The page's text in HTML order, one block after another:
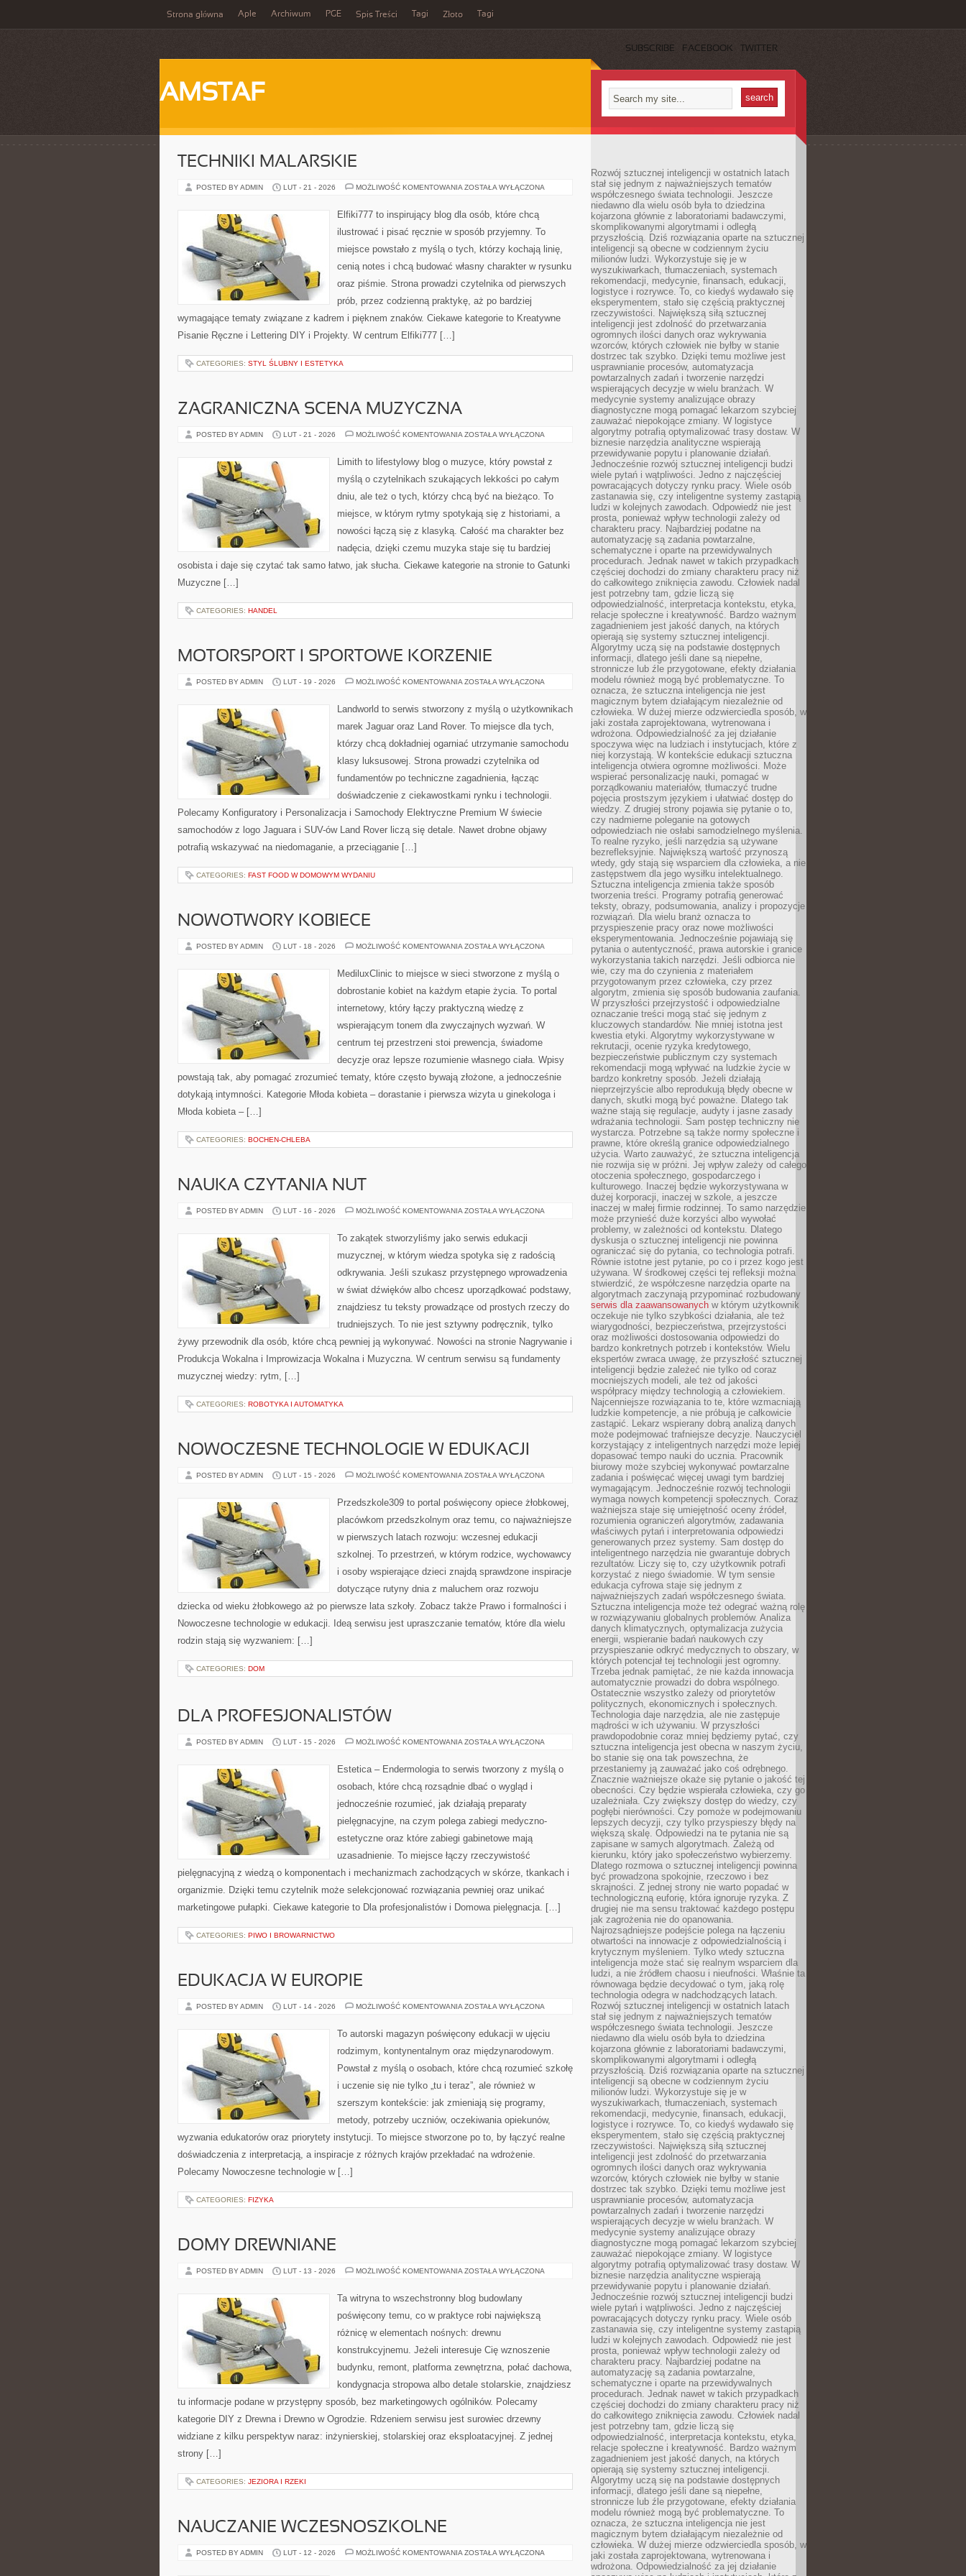
Strona główna Aple Archiwum PGE Spis Treści Tagi Złoto Tagi
SUBSCRIBE FACEBOOK TWITTER
AMSTAF
TECHNIKI MALARSKIE
POSTED BY ADMIN LUT - 21 - 2026 MOŻLIWOŚĆ KOMENTOWANIA TECHNIKI
ZOSTAŁA WYŁĄCZONA
Elfiki777 to inspirujący blog dla osób, które chcą
ilustrować i pisać ręcznie w sposób przyjemny. To
miejsce powstało z myślą o tych, którzy kochają linię,
cenią notes i chcą budować własny charakter w rysunku
oraz piśmie. Strona prowadzi czytelnika od pierwszych
prób, przez codzienną praktykę, aż po bardziej
wymagające tematy związane z kadrem i pięknem znaków. Ciekawe kategorie to Kreatywne
Pisanie Ręczne i Lettering DIY i Projekty. W centrum Elfiki777 […]
CATEGORIES: STYL ŚLUBNY I ESTETYKA
ZAGRANICZNA SCENA MUZYCZNA
POSTED BY ADMIN LUT - 21 - 2026 MOŻLIWOŚĆ KOMENTOWANIA ZAGRANICZNA
ZOSTAŁA WYŁĄCZONA
Limith to lifestylowy blog o muzyce, który powstał z
myślą o czytelnikach szukających lekkości po całym
dniu, ale też o tych, którzy chcą być na bieżąco. To
miejsce, w którym rytmy spotykają się z historiami, a
nowości łączą się z klasyką. Całość ma charakter bez
nadęcia, dzięki czemu muzyka staje się tu bardziej
osobista i daje się czytać tak samo łatwo, jak słucha. Ciekawe kategorie na stronie to Gatunki
Muzyczne […]
CATEGORIES: HANDEL
MOTORSPORT I SPORTOWE KORZENIE
POSTED BY ADMIN LUT - 19 - 2026 MOŻLIWOŚĆ KOMENTOWANIA MOTORSPORT
KORZENIE
ZOSTAŁA WYŁĄCZONA
Landworld to serwis stworzony z myślą o użytkownikach
marek Jaguar oraz Land Rover. To miejsce dla tych,
którzy chcą dokładniej ogarniać utrzymanie samochodu
klasy luksusowej. Strona prowadzi czytelnika od
fundamentów po techniczne zagadnienia, łącząc
doświadczenie z ciekawostkami rynku i technologii.
Polecamy Konfiguratory i Personalizacja i Samochody Elektryczne Premium W świecie
samochodów z logo Jaguara i SUV-ów Land Rover liczą się detale. Nawet drobne objawy
potrafią wskazywać na niedomaganie, a przeciąganie […]
CATEGORIES: FAST FOOD W DOMOWYM WYDANIU
NOWOTWORY KOBIECE
POSTED BY ADMIN LUT - 18 - 2026 MOŻLIWOŚĆ KOMENTOWANIA NOWOTWORY
ZOSTAŁA WYŁĄCZONA
MediluxClinic to miejsce w sieci stworzone z myślą o
dobrostanie kobiet na każdym etapie życia. To portal
internetowy, który łączy praktyczną wiedzę z
wspierającym tonem dla zwyczajnych wyzwań. W
centrum tej przestrzeni stoi prewencja, świadome
decyzje oraz lepsze rozumienie własnego ciała. Wpisy
powstają tak, aby pomagać zrozumieć tematy, które często bywają złożone, a jednocześnie
dotykają intymności. Kategorie Młoda kobieta – dorastanie i pierwsza wizyta u ginekologa i
Młoda kobieta – […]
CATEGORIES: BOCHEN-CHLEBA
NAUKA CZYTANIA NUT
POSTED BY ADMIN LUT - 16 - 2026 MOŻLIWOŚĆ KOMENTOWANIA NAUKA
ZOSTAŁA WYŁĄCZONA
To zakątek stworzyliśmy jako serwis edukacji
muzycznej, w którym wiedza spotyka się z radością
odkrywania. Jeśli szukasz przystępnego wprowadzenia
w świat dźwięków albo chcesz uporządkować podstawy,
znajdziesz tu teksty prowadzące od prostych rzeczy do
trudniejszych. To nie jest sztywny podręcznik, tylko
żywy przewodnik dla osób, które chcą pewniej ją wykonywać. Nowości na stronie Nagrywanie i
Produkcja Wokalna i Improwizacja Wokalna i Muzyczna. W centrum serwisu są fundamenty
muzycznej wiedzy: rytm, […]
CATEGORIES: ROBOTYKA I AUTOMATYKA
NOWOCZESNE TECHNOLOGIE W EDUKACJI
POSTED BY ADMIN LUT - 15 - 2026 MOŻLIWOŚĆ KOMENTOWANIA NOWOCZESNE
EDUKACJI
ZOSTAŁA WYŁĄCZONA
Przedszkole309 to portal poświęcony opiece żłobkowej,
placówkom przedszkolnym oraz temu, co najważniejsze
w pierwszych latach rozwoju: wczesnej edukacji
szkolnej. To przestrzeń, w którym rodzice, wychowawcy
i osoby wspierające dzieci znajdą sprawdzone inspiracje
dotyczące rutyny dnia z maluchem oraz rozwoju
dziecka od wieku żłobkowego aż po pierwsze lata szkoły. Zobacz także Prawo i formalności i
Nowoczesne technologie w edukacji. Ideą serwisu jest upraszczanie tematów, które dla wielu
rodzin stają się wyzwaniem: […]
CATEGORIES: DOM
DLA PROFESJONALISTÓW
POSTED BY ADMIN LUT - 15 - 2026 MOŻLIWOŚĆ KOMENTOWANIA DLA
ZOSTAŁA WYŁĄCZONA
Estetica – Endermologia to serwis tworzony z myślą o
osobach, które chcą rozsądnie dbać o wygląd i
jednocześnie rozumieć, jak działają preparaty
pielęgnacyjne, na czym polega zabiegi medyczno-
estetyczne oraz które zabiegi gabinetowe mają
uzasadnienie. To miejsce łączy rzeczywistość
pielęgnacyjną z wiedzą o komponentach i mechanizmach zachodzących w skórze, tkankach i
organizmie. Dzięki temu czytelnik może selekcjonować rozwiązania pewniej oraz unikać
marketingowe pułapki. Ciekawe kategorie to Dla profesjonalistów i Domowa pielęgnacja. […]
CATEGORIES: PIWO I BROWARNICTWO
EDUKACJA W EUROPIE
POSTED BY ADMIN LUT - 14 - 2026 MOŻLIWOŚĆ KOMENTOWANIA EDUKACJA
ZOSTAŁA WYŁĄCZONA
To autorski magazyn poświęcony edukacji w ujęciu
rodzimym, kontynentalnym oraz międzynarodowym.
Powstał z myślą o osobach, które chcą rozumieć szkołę
i uczenie się nie tylko „tu i teraz”, ale również w
szerszym kontekście: jak zmieniają się programy,
metody, potrzeby uczniów, oczekiwania opiekunów,
wyzwania edukatorów oraz priorytety instytucji. To miejsce stworzone po to, by łączyć realne
doświadczenia z interpretacją, a inspiracje z różnych krajów przekładać na wdrożenie.
Polecamy Nowoczesne technologie w […]
CATEGORIES: FIZYKA
DOMY DREWNIANE
POSTED BY ADMIN LUT - 13 - 2026 MOŻLIWOŚĆ KOMENTOWANIA DOMY
ZOSTAŁA WYŁĄCZONA
Ta witryna to wszechstronny blog budowlany
poświęcony temu, co w praktyce robi największą
różnicę w elementach nośnych: drewnu
konstrukcyjnemu. Jeżeli interesuje Cię wznoszenie
budynku, remont, platforma zewnętrzna, połać dachowa,
kondygnacja stropowa albo detale stolarskie, znajdziesz
tu informacje podane w przystępny sposób, bez marketingowych ogólników. Polecamy
kategorie DIY z Drewna i Drewno w Ogrodzie. Rdzeniem serwisu jest surowiec drzewny
widziane z kilku perspektyw naraz: inżynierskiej, stolarskiej oraz eksploatacyjnej. Z jednej
strony […]
CATEGORIES: JEZIORA I RZEKI
NAUCZANIE WCZESNOSZKOLNE
POSTED BY ADMIN LUT - 12 - 2026 MOŻLIWOŚĆ KOMENTOWANIA NAUCZANIE
ZOSTAŁA WYŁĄCZONA
Rozwój sztucznej inteligencji w ostatnich latach
stał się jednym z najważniejszych tematów
współczesnego świata technologii. Jeszcze
niedawno dla wielu osób była to dziedzina
kojarzona głównie z laboratoriami badawczymi,
skomplikowanymi algorytmami i odległą
przyszłością. Dziś rozwiązania oparte na sztucznej
inteligencji są obecne w codziennym życiu
milionów ludzi. Wykorzystuje się je w
wyszukiwarkach, tłumaczeniach, systemach
rekomendacji, medycynie, finansach, edukacji,
logistyce i rozrywce. To, co kiedyś wydawało się
eksperymentem, stało się częścią praktycznej
rzeczywistości. Największą siłą sztucznej
inteligencji jest zdolność do przetwarzania
ogromnych ilości danych oraz wykrywania
wzorców, których człowiek nie byłby w stanie
dostrzec tak szybko. Dzięki temu możliwe jest
usprawnianie procesów, automatyzacja
powtarzalnych zadań i tworzenie narzędzi
wspierających decyzje w wielu branżach. W
medycynie systemy analizujące obrazy
diagnostyczne mogą pomagać lekarzom szybciej
zauważać niepokojące zmiany. W logistyce
algorytmy potrafią optymalizować trasy dostaw. W
biznesie narzędzia analityczne wspierają
przewidywanie popytu i planowanie działań.
Jednocześnie rozwój sztucznej inteligencji budzi
wiele pytań i wątpliwości. Jedno z najczęściej
powracających dotyczy rynku pracy. Wiele osób
zastanawia się, czy inteligentne systemy zastąpią
ludzi w kolejnych zawodach. Odpowiedź nie jest
prosta, ponieważ wpływ technologii zależy od
charakteru pracy. Najbardziej podatne na
automatyzację są zadania powtarzalne,
schematyczne i oparte na przewidywalnych
procedurach. Jednak nawet w takich przypadkach
częściej dochodzi do zmiany charakteru pracy niż
do całkowitego zniknięcia zawodu. Człowiek nadal
jest potrzebny tam, gdzie liczą się
odpowiedzialność, interpretacja kontekstu, etyka,
relacje społeczne i kreatywność. Bardzo ważnym
zagadnieniem jest jakość danych, na których
opierają się systemy sztucznej inteligencji.
Algorytmy uczą się na podstawie dostępnych
informacji, dlatego jeśli dane są niepełne,
stronnicze lub źle przygotowane, efekty działania
modelu również mogą być problematyczne. To
oznacza, że sztuczna inteligencja nie jest
magicznym bytem działającym niezależnie od
człowieka. W dużej mierze odzwierciedla sposób, w
jaki została zaprojektowana, wytrenowana i
wdrożona. Odpowiedzialność za jej działanie
spoczywa więc na ludziach i instytucjach, które z
niej korzystają. W kontekście edukacji sztuczna
inteligencja otwiera ogromne możliwości. Może
wspierać personalizację nauki, pomagać w
porządkowaniu materiałów, tłumaczyć trudne
pojęcia prostszym językiem i ułatwiać dostęp do
wiedzy. Z drugiej strony pojawia się pytanie o to,
czy nadmierne poleganie na gotowych
odpowiedziach nie osłabi samodzielnego myślenia.
To realne ryzyko, jeśli narzędzia są używane
bezrefleksyjnie. Największą wartość przynoszą
wtedy, gdy stają się wsparciem dla człowieka, a nie
zastępstwem dla jego wysiłku intelektualnego.
Sztuczna inteligencja zmienia także sposób
tworzenia treści. Programy potrafią generować
teksty, obrazy, podsumowania, analizy i propozycje
rozwiązań. Dla wielu branż oznacza to
przyspieszenie pracy oraz nowe możliwości
eksperymentowania. Jednocześnie pojawiają się
pytania o autentyczność, prawa autorskie i granice
wykorzystania takich narzędzi. Jeśli odbiorca nie
wie, czy ma do czynienia z materiałem
przygotowanym przez człowieka, czy przez
algorytm, zmienia się sposób budowania zaufania.
W przyszłości przejrzystość i odpowiedzialne
oznaczanie treści mogą stać się jednym z
kluczowych standardów. Nie mniej istotna jest
kwestia etyki. Algorytmy wykorzystywane w
rekrutacji, ocenie ryzyka kredytowego,
bezpieczeństwie publicznym czy systemach
rekomendacji mogą wpływać na ludzkie życie w
bardzo konkretny sposób. Jeżeli działają
nieprzejrzyście albo reprodukują błędy obecne w
danych, skutki mogą być poważne. Dlatego tak
ważne stają się regulacje, audyty i jasne zasady
wdrażania technologii. Sam postęp techniczny nie
wystarcza. Potrzebne są także normy społeczne i
prawne, które określą granice odpowiedzialnego
użycia. Warto zauważyć, że sztuczna inteligencja
nie rozwija się w próżni. Jej wpływ zależy od całego
otoczenia społecznego, gospodarczego i
kulturowego. Inaczej będzie wykorzystywana w
dużej korporacji, inaczej w szkole, a jeszcze
inaczej w małej firmie rodzinnej. To samo narzędzie
może przynieść duże korzyści albo wywołać
problemy, w zależności od kontekstu. Dlatego
dyskusja o sztucznej inteligencji nie powinna
ograniczać się do pytania, co technologia potrafi.
Równie istotne jest pytanie, po co i przez kogo jest
używana. W środkowej części tej refleksji można
stwierdzić, że współczesne narzędzia oparte na
algorytmach zaczynają przypominać rozbudowany
serwis dla zaawansowanych w którym użytkownik
oczekuje nie tylko szybkości działania, ale też
wiarygodności, bezpieczeństwa, przejrzystości
oraz możliwości dostosowania odpowiedzi do
bardzo konkretnych potrzeb i kontekstów. Wielu
ekspertów zwraca uwagę, że przyszłość sztucznej
inteligencji będzie zależeć nie tylko od coraz
mocniejszych modeli, ale też od jakości
współpracy między technologią a człowiekiem.
Najcenniejsze rozwiązania to te, które wzmacniają
ludzkie kompetencje, a nie próbują je całkowicie
zastąpić. Lekarz wspierany dobrą analizą danych
może podejmować trafniejsze decyzje. Nauczyciel
korzystający z inteligentnych narzędzi może lepiej
dopasować tempo nauki do ucznia. Pracownik
biurowy może szybciej wykonywać powtarzalne
zadania i poświęcać więcej uwagi tym bardziej
wymagającym. Jednocześnie rozwój technologii
wymaga nowych kompetencji społecznych. Coraz
ważniejsza staje się umiejętność oceny źródeł,
rozumienia ograniczeń algorytmów, zadawania
właściwych pytań i interpretowania odpowiedzi
generowanych przez systemy. Sam dostęp do
inteligentnego narzędzia nie gwarantuje dobrych
rezultatów. Liczy się to, czy użytkownik potrafi
korzystać z niego świadomie. W tym sensie
edukacja cyfrowa staje się jednym z
najważniejszych zadań współczesnego świata.
Sztuczna inteligencja może też odegrać ważną rolę
w rozwiązywaniu globalnych problemów. Analiza
danych klimatycznych, optymalizacja zużycia
energii, wspieranie badań naukowych czy
przyspieszanie odkryć medycznych to obszary, w
których potencjał tej technologii jest ogromny.
Trzeba jednak pamiętać, że nie każda innowacja
automatycznie prowadzi do dobra wspólnego.
Ostatecznie wszystko zależy od priorytetów
politycznych, ekonomicznych i społecznych.
Technologia daje narzędzia, ale nie zastępuje
mądrości w ich używaniu. W przyszłości
prawdopodobnie coraz mniej będziemy pytać, czy
sztuczna inteligencja jest obecna w naszym życiu,
bo stanie się ona tak powszechna, że
przestaniemy ją zauważać jako coś odrębnego.
Znacznie ważniejsze okaże się pytanie o jakość tej
obecności. Czy będzie wspierała człowieka, czy go
uzależniała. Czy zwiększy dostęp do wiedzy, czy
pogłębi nierówności. Czy pomoże w podejmowaniu
lepszych decyzji, czy tylko przyspieszy błędy na
większą skalę. Odpowiedzi na te pytania nie są
zapisane w samych algorytmach. Zależą od
kierunku, który jako społeczeństwo wybierzemy.
Dlatego rozmowa o sztucznej inteligencji powinna
być prowadzona spokojnie, rzeczowo i bez
skrajności. Z jednej strony nie warto popadać w
technologiczną euforię, która ignoruje ryzyka. Z
drugiej nie ma sensu traktować każdego postępu
jak zagrożenia nie do opanowania.
Najrozsądniejsze podejście polega na łączeniu
otwartości na innowacje z odpowiedzialnością i
krytycznym myśleniem. Tylko wtedy sztuczna
inteligencja może stać się realnym wsparciem dla
ludzi, a nie źródłem chaosu i nieufności. Właśnie ta
równowaga będzie decydować o tym, jaką rolę
technologia odegra w nadchodzących latach.
Rozwój sztucznej inteligencji w ostatnich latach
stał się jednym z najważniejszych tematów
współczesnego świata technologii. Jeszcze
niedawno dla wielu osób była to dziedzina
kojarzona głównie z laboratoriami badawczymi,
skomplikowanymi algorytmami i odległą
przyszłością. Dziś rozwiązania oparte na sztucznej
inteligencji są obecne w codziennym życiu
milionów ludzi. Wykorzystuje się je w
wyszukiwarkach, tłumaczeniach, systemach
rekomendacji, medycynie, finansach, edukacji,
logistyce i rozrywce. To, co kiedyś wydawało się
eksperymentem, stało się częścią praktycznej
rzeczywistości. Największą siłą sztucznej
inteligencji jest zdolność do przetwarzania
ogromnych ilości danych oraz wykrywania
wzorców, których człowiek nie byłby w stanie
dostrzec tak szybko. Dzięki temu możliwe jest
usprawnianie procesów, automatyzacja
powtarzalnych zadań i tworzenie narzędzi
wspierających decyzje w wielu branżach. W
medycynie systemy analizujące obrazy
diagnostyczne mogą pomagać lekarzom szybciej
zauważać niepokojące zmiany. W logistyce
algorytmy potrafią optymalizować trasy dostaw. W
biznesie narzędzia analityczne wspierają
przewidywanie popytu i planowanie działań.
Jednocześnie rozwój sztucznej inteligencji budzi
wiele pytań i wątpliwości. Jedno z najczęściej
powracających dotyczy rynku pracy. Wiele osób
zastanawia się, czy inteligentne systemy zastąpią
ludzi w kolejnych zawodach. Odpowiedź nie jest
prosta, ponieważ wpływ technologii zależy od
charakteru pracy. Najbardziej podatne na
automatyzację są zadania powtarzalne,
schematyczne i oparte na przewidywalnych
procedurach. Jednak nawet w takich przypadkach
częściej dochodzi do zmiany charakteru pracy niż
do całkowitego zniknięcia zawodu. Człowiek nadal
jest potrzebny tam, gdzie liczą się
odpowiedzialność, interpretacja kontekstu, etyka,
relacje społeczne i kreatywność. Bardzo ważnym
zagadnieniem jest jakość danych, na których
opierają się systemy sztucznej inteligencji.
Algorytmy uczą się na podstawie dostępnych
informacji, dlatego jeśli dane są niepełne,
stronnicze lub źle przygotowane, efekty działania
modelu również mogą być problematyczne. To
oznacza, że sztuczna inteligencja nie jest
magicznym bytem działającym niezależnie od
człowieka. W dużej mierze odzwierciedla sposób, w
jaki została zaprojektowana, wytrenowana i
wdrożona. Odpowiedzialność za jej działanie